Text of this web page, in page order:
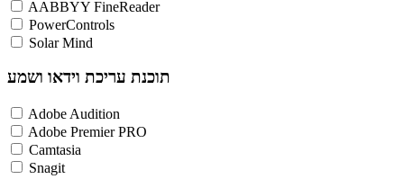
AABBYY FineReader
PowerControls
Solar Mind
תוכנת עריכת וידאו ושמע
Adobe Audition
Adobe Premier PRO
Camtasia
Snagit